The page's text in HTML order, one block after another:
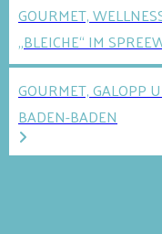
GOURMET,
„BLEICHE“ IM
GOURMET, GALOPP
BADEN-BADEN